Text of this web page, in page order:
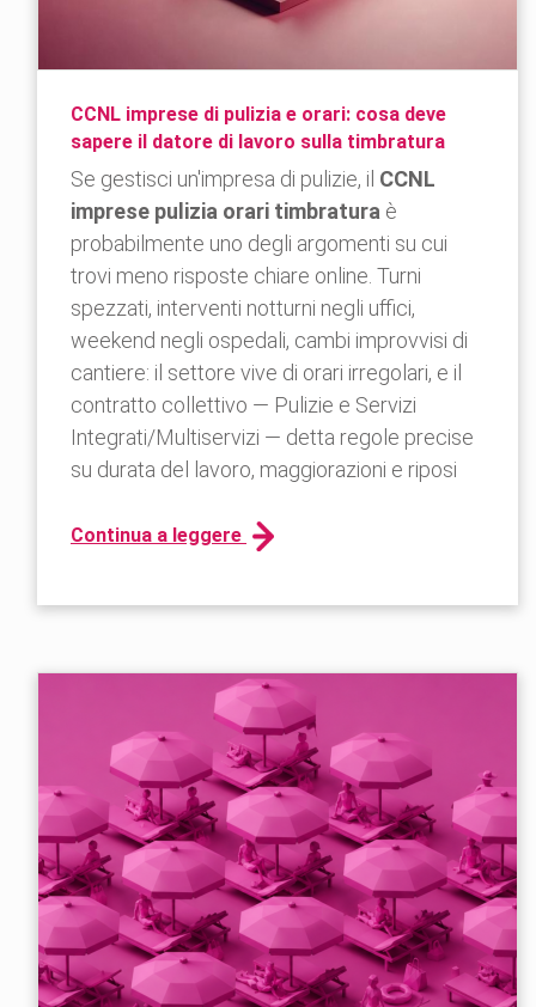
CCNL imprese di pulizia e orari: cosa deve
sapere il datore di lavoro sulla timbratura
Se gestisci un'impresa di pulizie, il CCNL
imprese pulizia orari timbratura è
probabilmente uno degli argomenti su cui
trovi meno risposte chiare online. Turni
spezzati, interventi notturni negli uffici,
weekend negli ospedali, cambi improvvisi di
cantiere: il settore vive di orari irregolari, e il
contratto collettivo — Pulizie e Servizi
Integrati/Multiservizi — detta regole precise
su durata del lavoro, maggiorazioni e riposi
Continua a leggere